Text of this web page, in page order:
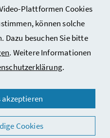
Plattformen Cookies
können solche
Dazu besuchen Sie bitte
. Weitere Informationen
.
akzeptieren
Cookies
Soziales, Gesundheit,